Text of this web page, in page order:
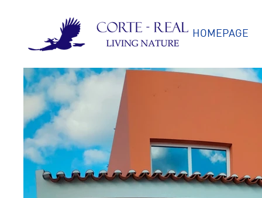
HOMEPAGE